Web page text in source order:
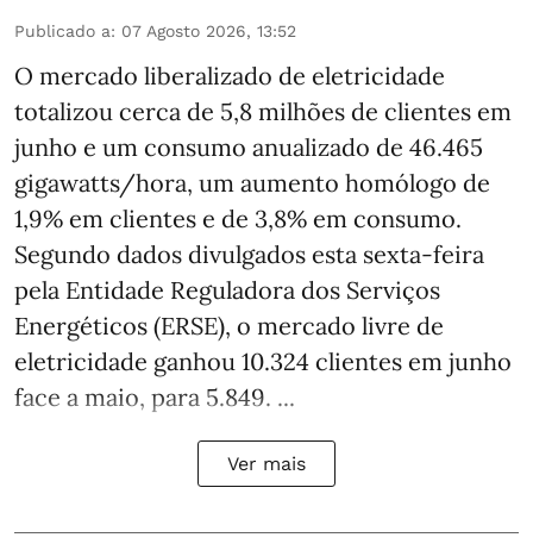
Publicado a: 07 Agosto 2026, 13:52
O mercado liberalizado de eletricidade
totalizou cerca de 5,8 milhões de clientes em
junho e um consumo anualizado de 46.465
gigawatts/hora, um aumento homólogo de
1,9% em clientes e de 3,8% em consumo.
Segundo dados divulgados esta sexta-feira
pela Entidade Reguladora dos Serviços
Energéticos (ERSE), o mercado livre de
eletricidade ganhou 10.324 clientes em junho
face a maio, para 5.849. ...
Ver mais